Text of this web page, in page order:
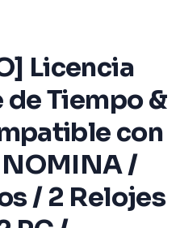
Licencia
Tiempo &
con
NOMINA /
/ 2 Relojes